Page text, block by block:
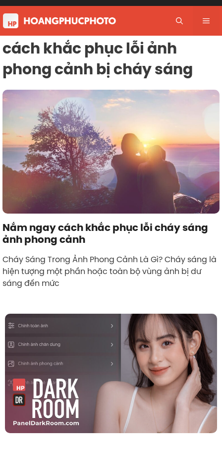
Skip
to
content
cách khắc phục lỗi ảnh
phong cảnh bị cháy sáng
Nắm ngay cách khắc phục lỗi cháy sáng
ảnh phong cảnh
Cháy Sáng Trong Ảnh Phong Cảnh Là Gì? Cháy sáng là
hiện tượng một phần hoặc toàn bộ vùng ảnh bị dư
sáng đến mức